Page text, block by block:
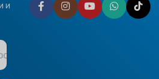
и
почта